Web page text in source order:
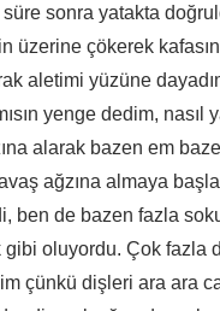
süre sonra yatakta
üzerine çökerek
aletimi yüzüne
yenge dedim, nasıl
alarak bazen em
ağzına almaya
ben de bazen fazla
gibi oluyordu. Çok fazla
çünkü dişleri ara ara